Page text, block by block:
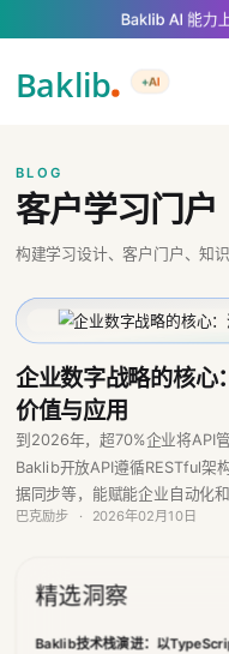
A Markdown version of this
Baklib AI 能力
+AI
BLOG
客户学习门户
构建学习设计、客户门户、知识
企业数字战略的核
价值与应用
到2026年，超70%企业将API
Baklib开放API遵循RESTful架
据同步等，能赋能企业自动化
知识中枢。
巴克励步 · 2026年02月10日
精选洞察
Baklib技术栈演进：以